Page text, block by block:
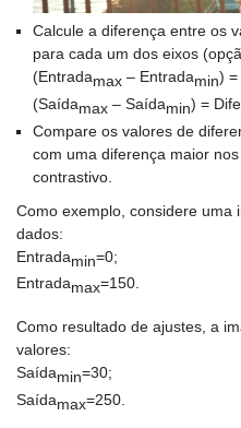
Calcule a diferença entre os
para cada um dos eixos
(Entradamax – Entradamin) =
(Saídamax – Saídamin) =
Compare os valores de
com uma diferença maior
contrastivo.
Como exemplo, considere uma
dados:
Entradamin=0;
Entradamax=150.
Como resultado de ajustes, a
valores:
Saídamin=30;
Saídamax=250.